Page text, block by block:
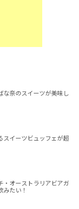
な奈のスイーツが美味し
スイーツビュッフェが超
オーストラリアビアガ
たい！